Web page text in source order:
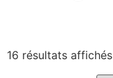
16 résultats affichés